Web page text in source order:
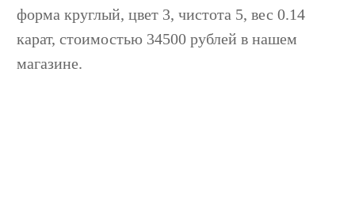
форма круглый, цвет 3, чистота 5, вес 0.14
карат, стоимостью 34500 рублей в нашем
магазине.